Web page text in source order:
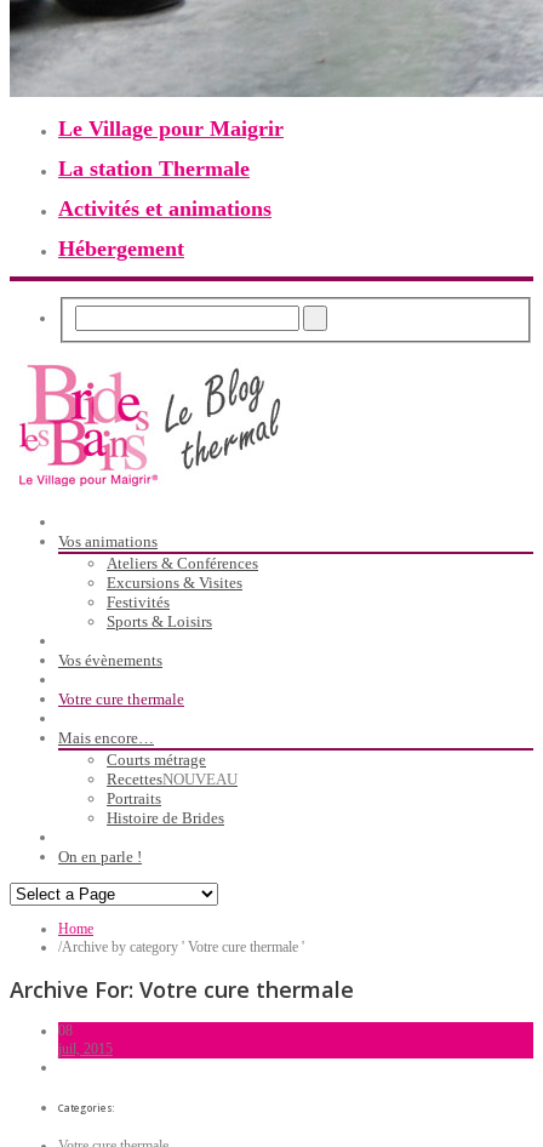
Le Village pour Maigrir
La station Thermale
Activités et animations
Hébergement
Vos animations
Ateliers & Conférences
Excursions & Visites
Festivités
Sports & Loisirs
Vos évènements
Votre cure thermale
Mais encore…
Courts métrage
RecettesNOUVEAU
Portraits
Histoire de Brides
On en parle !
Home
/Archive by category ' Votre cure thermale '
Archive For: Votre cure thermale
08
juil, 2015
Categories: